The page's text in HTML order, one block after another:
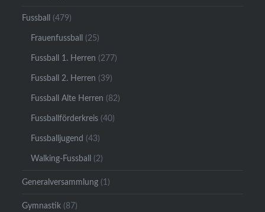
Fussball (479)
Frauenfussball (25)
Fussball 1. Herren (277)
Fussball 2. Herren (39)
Fussball Alte Herren (82)
Fussballförderkreis (40)
Fussballjugend (43)
Walking-Fussball (2)
Generalversammlung (1)
Gymnastik (87)